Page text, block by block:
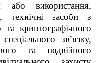
або використання,
технічні засоби з
та криптографічного
зв’язку,
та подвійного